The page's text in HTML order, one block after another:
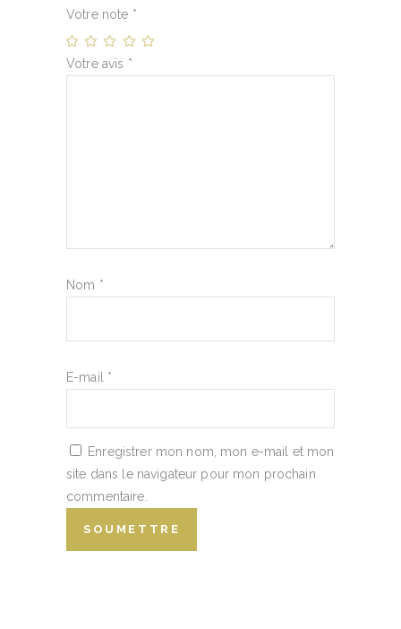
Votre note *
Votre avis *
Nom *
E-mail *
Enregistrer mon nom, mon e-mail et mon
site dans le navigateur pour mon prochain
commentaire.